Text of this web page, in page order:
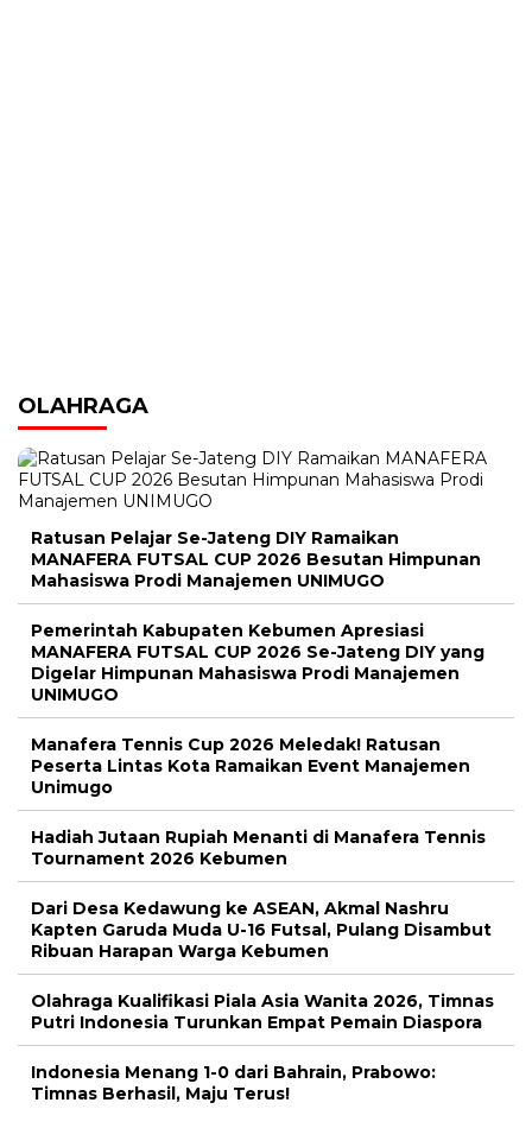
OLAHRAGA
Ratusan Pelajar Se-Jateng DIY Ramaikan
MANAFERA FUTSAL CUP 2026 Besutan Himpunan
Mahasiswa Prodi Manajemen UNIMUGO
Pemerintah Kabupaten Kebumen Apresiasi
MANAFERA FUTSAL CUP 2026 Se-Jateng DIY yang
Digelar Himpunan Mahasiswa Prodi Manajemen
UNIMUGO
Manafera Tennis Cup 2026 Meledak! Ratusan
Peserta Lintas Kota Ramaikan Event Manajemen
Unimugo
Hadiah Jutaan Rupiah Menanti di Manafera Tennis
Tournament 2026 Kebumen
Dari Desa Kedawung ke ASEAN, Akmal Nashru
Kapten Garuda Muda U-16 Futsal, Pulang Disambut
Ribuan Harapan Warga Kebumen
Olahraga Kualifikasi Piala Asia Wanita 2026, Timnas
Putri Indonesia Turunkan Empat Pemain Diaspora
Indonesia Menang 1-0 dari Bahrain, Prabowo:
Timnas Berhasil, Maju Terus!